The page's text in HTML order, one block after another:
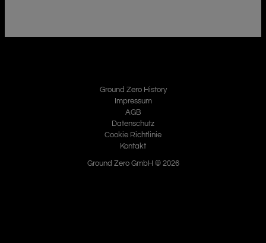
Ground Zero History
Impressum
AGB
Datenschutz
Cookie Richtlinie
Kontakt
Ground Zero GmbH © 2026